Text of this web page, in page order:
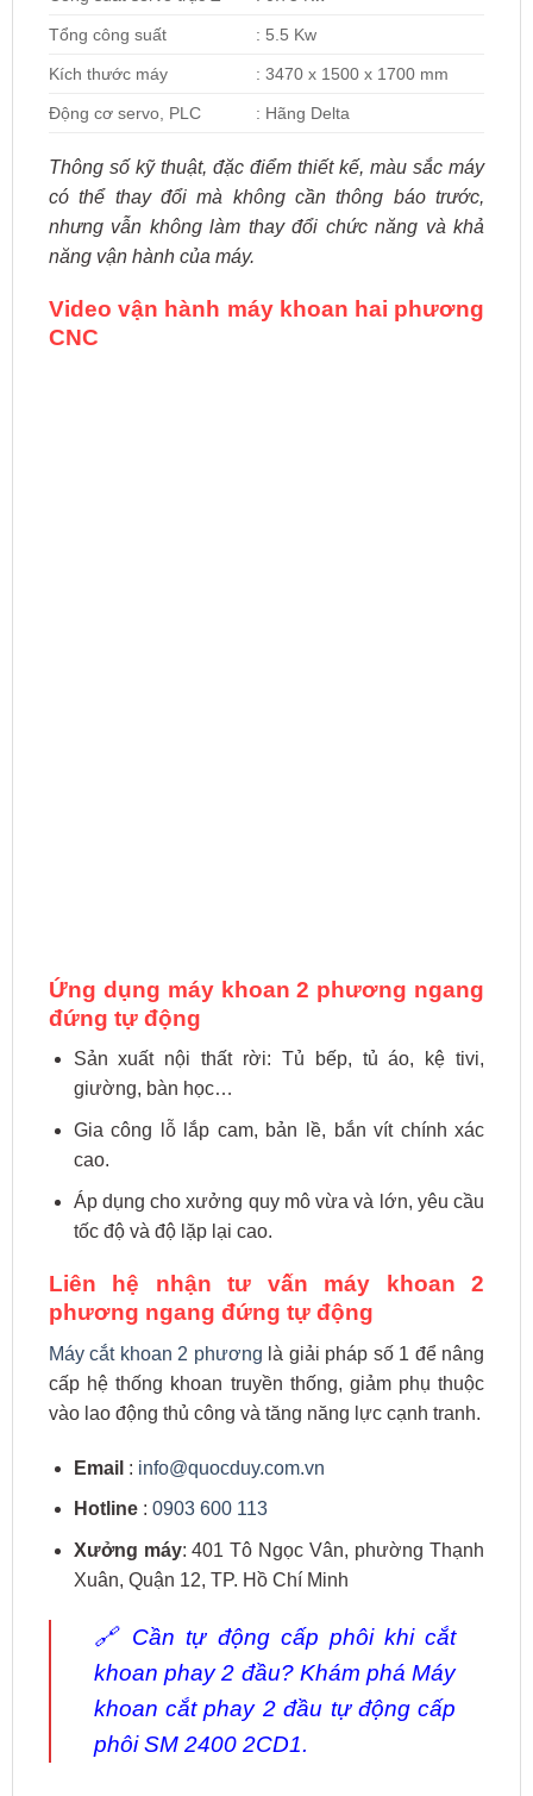
Tổng công suất : 5.5 Kw
Kích thước máy : 3470 x 1500 x 1700 mm
Động cơ servo, PLC : Hãng Delta
Thông số kỹ thuật, đặc điểm thiết kế, màu sắc máy
có thể thay đổi mà không cần thông báo trước,
nhưng vẫn không làm thay đổi chức năng và khả
năng vận hành của máy.
Video vận hành máy khoan hai phương
CNC
Ứng dụng máy khoan 2 phương ngang
đứng tự động
Sản xuất nội thất rời: Tủ bếp, tủ áo, kệ tivi,
giường, bàn học…
Gia công lỗ lắp cam, bản lề, bắn vít chính xác
cao.
Áp dụng cho xưởng quy mô vừa và lớn, yêu cầu
tốc độ và độ lặp lại cao.
Liên hệ nhận tư vấn máy khoan 2
phương ngang đứng tự động
Máy cắt khoan 2 phương là giải pháp số 1 để nâng
cấp hệ thống khoan truyền thống, giảm phụ thuộc
vào lao động thủ công và tăng năng lực cạnh tranh.
Email : info@quocduy.com.vn
Hotline: 0903 600 113
Xưởng máy: 401 Tô Ngọc Vân, phường Thạnh
Xuân, Quận 12, TP. Hồ Chí Minh
🔗 Cần tự động cấp phôi khi cắt
khoan phay 2 đầu? Khám pháMáy
khoan cắt phay 2 đầu tự độngcấp
phôi SM 2400 2CD1.